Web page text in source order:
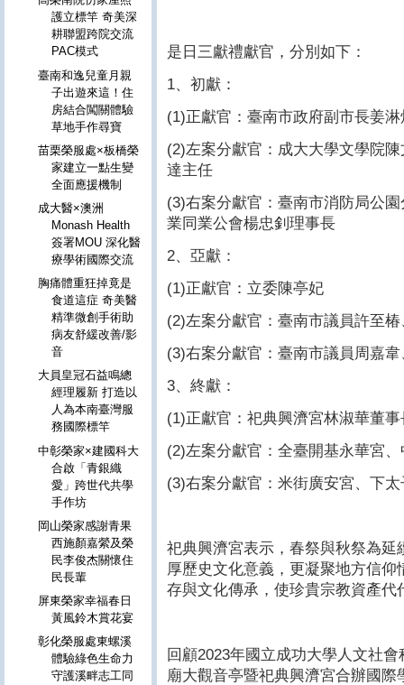
是日三獻禮獻官，分別如下：
1、初獻：
(1)正獻官：臺南市政府副市長姜淋
(2)左案分獻官：成大大學文學院
達主任
(3)右案分獻官：臺南市消防局公
業同業公會楊忠釗理事長
2、亞獻：
(1)正獻官：立委陳亭妃
(2)左案分獻官：臺南市議員許至
(3)右案分獻官：臺南市議員周嘉
3、終獻：
(1)正獻官：祀典興濟宮林淑華董事
(2)左案分獻官：全臺開基永華宮
(3)右案分獻官：米街廣安宮、下
祀典興濟宮表示，春祭與秋祭為
厚歷史文化意義，更凝聚地方信
存與文化傳承，使珍貴宗教資產代
回顧2023年國立成功大學人文社
廟大觀音亭暨祀典興濟宮合辦國
護立標竿 奇美深
耕聯盟跨院交流
PAC模式
臺南和逸兒童月親
子出遊來這！住
房結合闖關體驗
草地手作尋寶
苗栗榮服處×板橋榮
家建立一點生變
全面應援機制
成大醫×澳洲
Monash Health
簽署MOU 深化醫
療學術國際交流
胸痛體重狂掉竟是
食道這症 奇美醫
精準微創手術助
病友舒緩改善/影
音
大員皇冠石益鳴總
經理履新 打造以
人為本南臺灣服
務國際標竿
中彰榮家×建國科大
合啟「青銀織
愛」跨世代共學
手作坊
岡山榮家感謝青果
西施顏嘉縈及榮
民李俊杰關懷住
民長輩
屏東榮家幸福春日
黃風鈴木賞花宴
彰化榮服處東螺溪
體驗綠色生命力
守護溪畔志工同